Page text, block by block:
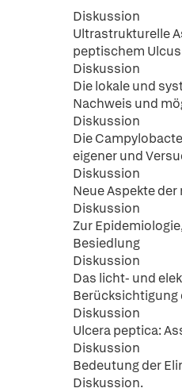
Diskussion
Ultrastrukturelle
peptischem Ulcus
Diskussion
Die lokale und
Nachweis und
Diskussion
Die
eigener und
Diskussion
Neue Aspekte
Diskussion
Zur
Besiedlung
Diskussion
Das licht- und
Berücksichtigung
Diskussion
Ulcera peptica:
Diskussion
Bedeutung der
Diskussion.